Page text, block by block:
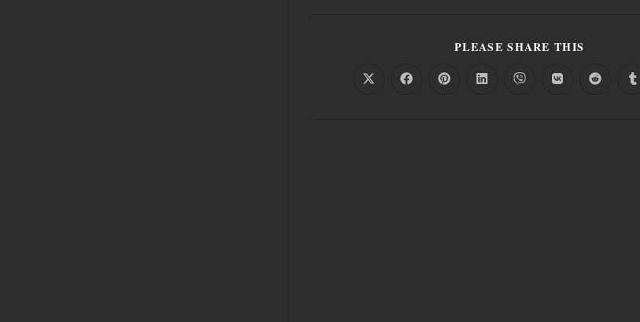
PLEASE SHARE THIS